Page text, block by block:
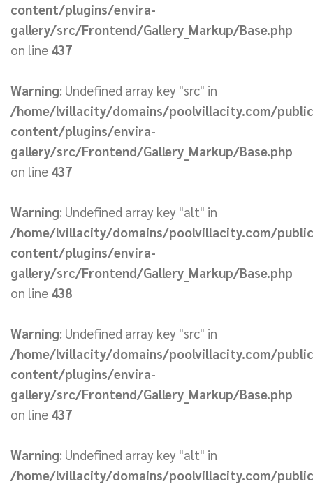
content/plugins/envira-
gallery/src/Frontend/Gallery_Markup/Base.php
on line 437
Warning: Undefined array key "src" in
/home/lvillacity/domains/poolvillacity.com/
content/plugins/envira-
gallery/src/Frontend/Gallery_Markup/Base.php
on line 437
Warning: Undefined array key "alt" in
/home/lvillacity/domains/poolvillacity.com/
content/plugins/envira-
gallery/src/Frontend/Gallery_Markup/Base.php
on line 438
Warning: Undefined array key "src" in
/home/lvillacity/domains/poolvillacity.com/
content/plugins/envira-
gallery/src/Frontend/Gallery_Markup/Base.php
on line 437
Warning: Undefined array key "alt" in
/home/lvillacity/domains/poolvillacity.com/